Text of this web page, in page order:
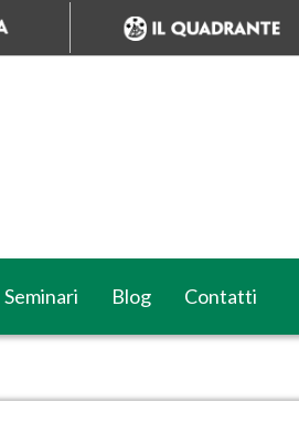
Seminari Blog Contatti